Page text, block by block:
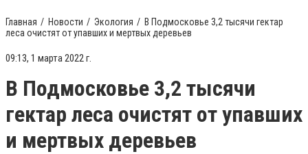
Главная Новости Экология
В Подмосковье 3,2 тысячи гектар
леса очистят от упавших и мертвых деревьев
09:13, 1 марта 2022 г.
В Подмосковье 3,2 тысячи
гектар леса очистят от упавших
и мертвых деревьев